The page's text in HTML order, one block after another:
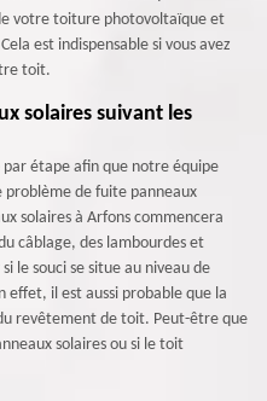
votre toiture photovoltaïque et
est indispensable si vous avez
toit.
solaires suivant les
étape afin que notre équipe
problème de fuite panneaux
solaires à Arfons commencera
câblage, des lambourdes et
le souci se situe au niveau de
effet, il est aussi probable que la
revêtement de toit. Peut-être que
solaires ou si le toit